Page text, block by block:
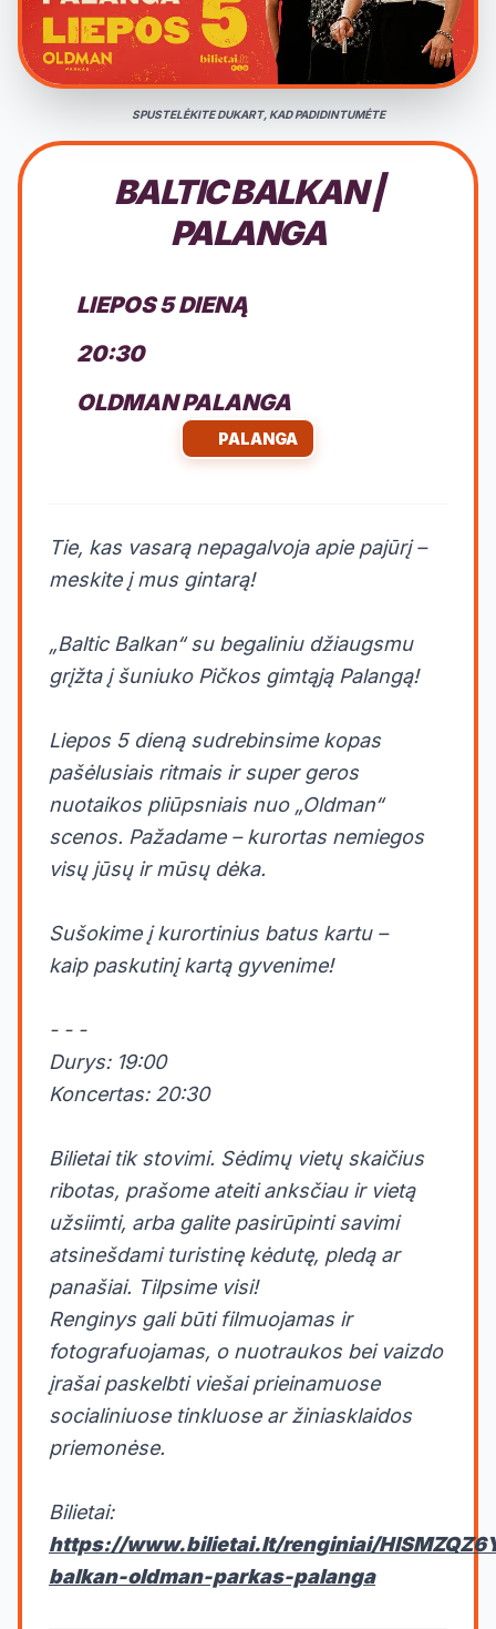
SPUSTELĖKITE DUKART, KAD PADIDINTUMĖTE
BALTIC BALKAN |
PALANGA
LIEPOS 5 DIENĄ
20:30
OLDMAN PALANGA
PALANGA
Tie, kas vasarą nepagalvoja apie pajūrį –
meskite į mus gintarą!
„Baltic Balkan“ su begaliniu džiaugsmu
grįžta į šuniuko Pičkos gimtąją Palangą!
Liepos 5 dieną sudrebinsime kopas
pašėlusiais ritmais ir super geros
nuotaikos pliūpsniais nuo „Oldman“
scenos. Pažadame – kurortas nemiegos
visų jūsų ir mūsų dėka.
Sušokime į kurortinius batus kartu –
kaip paskutinį kartą gyvenime!
- - -
Durys: 19:00
Koncertas: 20:30
Bilietai tik stovimi. Sėdimų vietų skaičius
ribotas, prašome ateiti anksčiau ir vietą
užsiimti, arba galite pasirūpinti savimi
atsinešdami turistinę kėdutę, pledą ar
panašiai. Tilpsime visi!
Renginys gali būti filmuojamas ir
fotografuojamas, o nuotraukos bei vaizdo
įrašai paskelbti viešai prieinamuose
socialiniuose tinkluose ar žiniasklaidos
priemonėse.
Bilietai:
https://www.bilietai.lt/renginiai/
balkan-oldman-parkas-palanga